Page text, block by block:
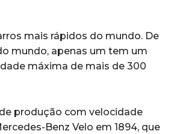
mais rápidos do mundo. De
mundo, apenas um tem um
máxima de mais de 300
produção com velocidade
Benz Velo em 1894, que